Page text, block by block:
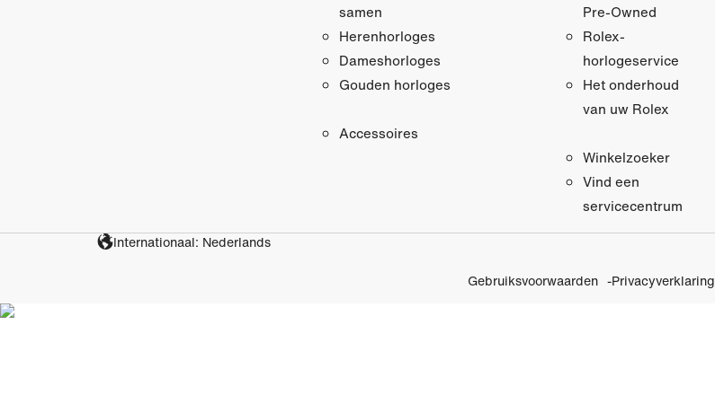
samen
Herenhorloges
Dameshorloges
Gouden horloges
Accessoires
Pre‑Owned
Rolex-
horlogeservice
Het onderhoud
van uw Rolex
Winkelzoeker
Vind een
servicecentrum
Internationaal: Nederlands
Gebruiksvoorwaarden Privacyverklaring